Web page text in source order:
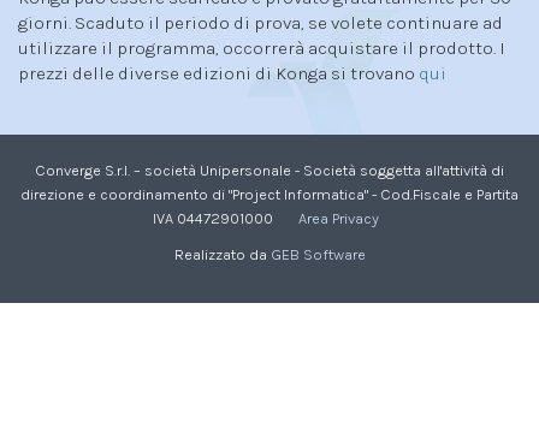
giorni. Scaduto il periodo di prova, se volete continuare ad
utilizzare il programma, occorrerà acquistare il prodotto. I
prezzi delle diverse edizioni di Konga si trovano qui
Converge S.r.l. – società Unipersonale - Società soggetta all'attività di
direzione e coordinamento di "Project Informatica" - Cod.Fiscale e Partita
IVA 04472901000 Area Privacy
Realizzato da GEB Software